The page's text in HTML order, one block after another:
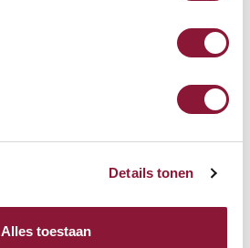
Details tonen
Alles toestaan
141,61 110,63